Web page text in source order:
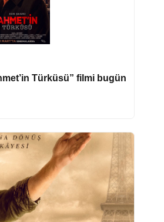
Türküsü” filmi bugün